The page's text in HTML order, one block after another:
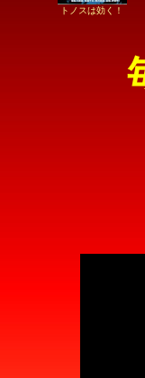
トノスは効く！